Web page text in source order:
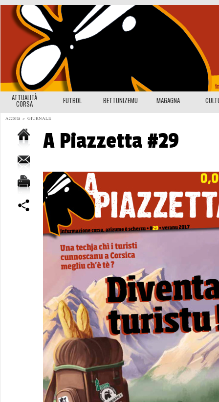
ATTUALITÀ
CORSA FUTBOL BETTUNIZEMU MAGAGNA
Accolta > GIURNALE
A Piazzetta #29